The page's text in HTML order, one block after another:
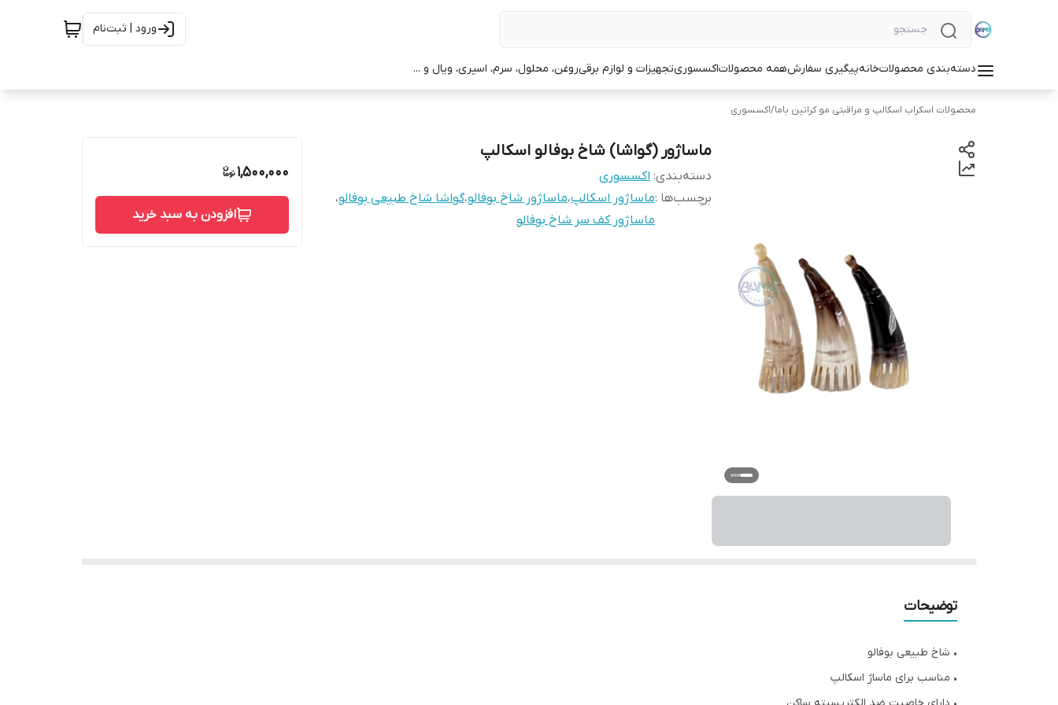
ورود | ثبت‌نام
دسته‌بندی محصولاتخانهپیگیری سفارشهمه محصولاتاکسسوریتجهیزات و لوازم برقیروغن، محلول، سرم، اسپری، ویال و ...
محصولات اسکراب اسکالپ و مراقبتی مو کراتین باما/اکسسوری
ماساژور (گواشا) شاخ بوفالو اسکالپ
دسته‌بندی: اکسسوری
برچسب‌ها :ماساژور اسکالپ،ماساژور شاخ بوفالو،گواشا شاخ طبیعی بوفالو،
ماساژور کف سر شاخ بوفالو
1,500,000
افزودن به سبد خرید
توضیحات
• شاخ طبیعی بوفالو
• مناسب برای ماساژ اسکالپ